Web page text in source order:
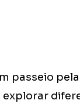
passeio